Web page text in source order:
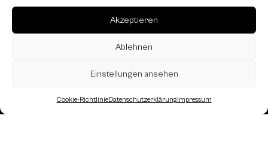
Akzeptieren
Ablehnen
Einstellungen ansehen
Cookie-RichtlinieDatenschutzerklärungImpressum